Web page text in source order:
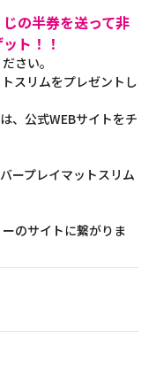
じの半券を送って非
ト！！
さい。
スリムをプレゼントし
、公式WEBサイトをチ
ープレイマットスリム
ーのサイトに繋がりま